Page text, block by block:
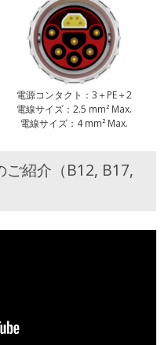
電源コンタクト：3＋PE＋2
電線サイズ：2.5 mm² Max.
電線サイズ：4 mm² Max.
ご紹介（B12, B17,